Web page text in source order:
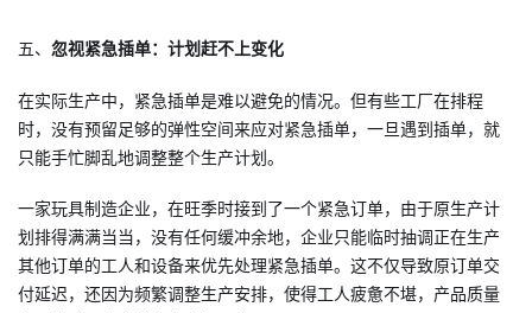
五、 忽视紧急插单：计划赶不上变化
在实际生产中，紧急插单是难以避免的情况。但有些工厂在排程
时，没有预留足够的弹性空间来应对紧急插单，一旦遇到插单，就
只能手忙脚乱地调整整个生产计划。
一家玩具制造企业，在旺季时接到了一个紧急订单，由于原生产计
划排得满满当当，没有任何缓冲余地，企业只能临时抽调正在生产
其他订单的工人和设备来优先处理紧急插单。这不仅导致原订单交
付延迟，还因为频繁调整生产安排，使得工人疲惫不堪，产品质量